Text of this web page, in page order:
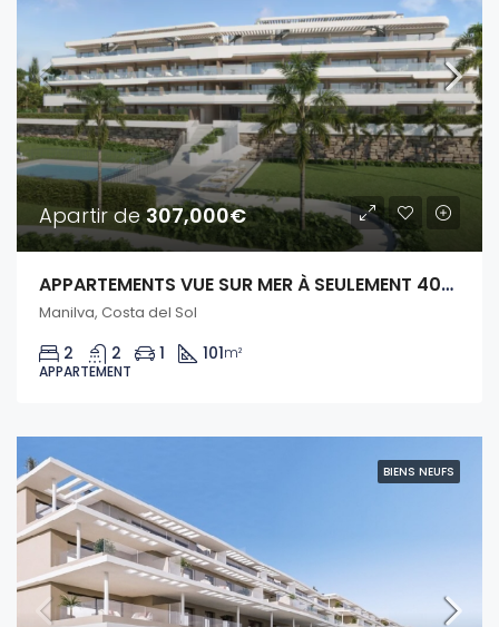
Apartir de307,000€
APPARTEMENTS VUE SUR MER À SEULEMENT 400M DE LA MER.
Manilva, Costa del Sol
2 2 1 101m²
APPARTEMENT
BIENS NEUFS